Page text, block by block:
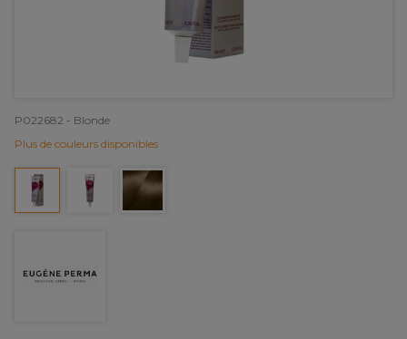
P022682 - Blonde
Plus de couleurs disponibles